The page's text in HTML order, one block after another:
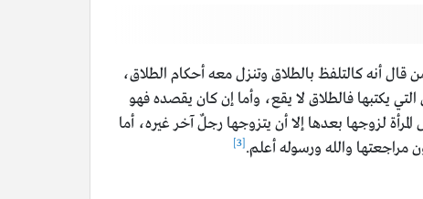
أنه كالتلفظ بالطلاق وتنزل معه أحكام الطلاق،
يكتبها فالطلاق لا يقع، وأما إن كان يقصده فهو
لزوجها بعدها إلا أن يتزوجها رجلٌ آخر غيره، أما
مراجعتها والله ورسوله أعلم.[3]